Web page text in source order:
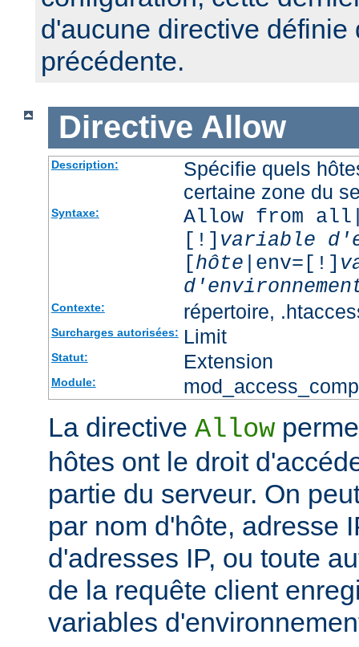
d'aucune directive définie
précédente.
Directive Allow
Description:
Spécifie quels
certaine zone du
Syntaxe:
Allow from
[!] variable
[hôte |env=[!]
Contexte: répertoire,
Surcharges autorisées: Limit
Statut: Extension
Module:
La directive Allow
hôtes ont le droit
partie du serveur. On
par nom d'hôte, adresse
d'adresses IP, ou toute
de la requête client
variables